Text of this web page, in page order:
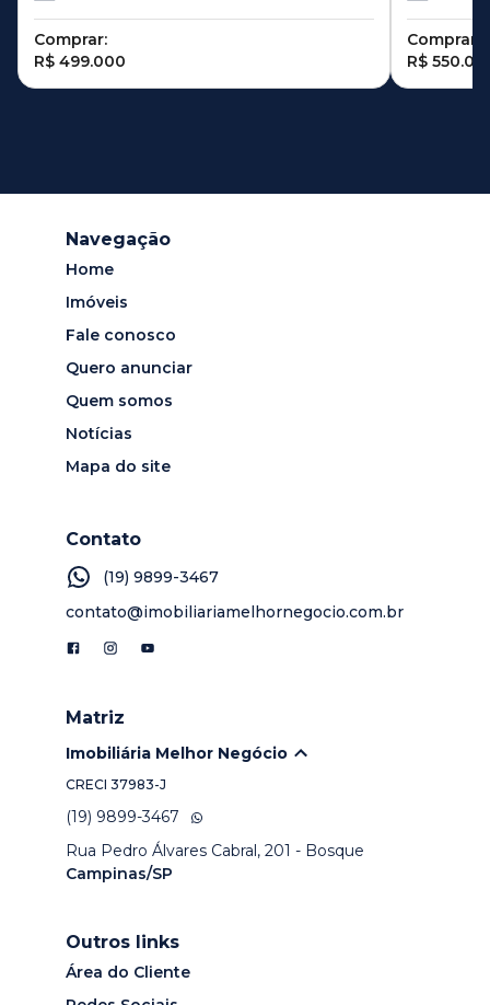
Comprar:
R$ 499.000
Comprar:
R$
Navegação
Home
Imóveis
Fale conosco
Quero anunciar
Quem somos
Notícias
Mapa do site
Contato
(19) 9899-3467
contato@imobiliariamelhornegocio.com.br
Matriz
Imobiliária Melhor Negócio
CRECI 37983-J
(19) 9899-3467
Rua Pedro Álvares Cabral, 201 - Bosque
Campinas/SP
Outros links
Área do Cliente